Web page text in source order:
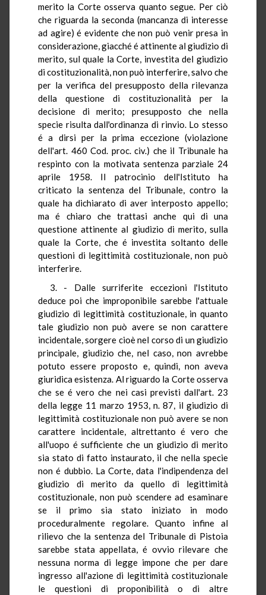
merito la Corte osserva quanto segue. Per ciò
che riguarda la seconda (mancanza di interesse
ad agire) é evidente che non può venir presa in
considerazione, giacché é attinente al giudizio di
merito, sul quale la Corte, investita del giudizio
di costituzionalità, non può interferire, salvo che
per la verifica del presupposto della rilevanza
della questione di costituzionalità per la
decisione di merito; presupposto che nella
specie risulta dall'ordinanza di rinvio. Lo stesso
é a dirsi per la prima eccezione (violazione
dell'art. 460 Cod. proc. civ.) che il Tribunale ha
respinto con la motivata sentenza parziale 24
aprile 1958. Il patrocinio dell'Istituto ha
criticato la sentenza del Tribunale, contro la
quale ha dichiarato di aver interposto appello;
ma é chiaro che trattasi anche qui di una
questione attinente al giudizio di merito, sulla
quale la Corte, che é investita soltanto delle
questioni di legittimità costituzionale, non può
interferire.
3. - Dalle surriferite eccezioni l'Istituto
deduce poi che improponibile sarebbe l'attuale
giudizio di legittimità costituzionale, in quanto
tale giudizio non può avere se non carattere
incidentale, sorgere cioè nel corso di un giudizio
principale, giudizio che, nel caso, non avrebbe
potuto essere proposto e, quindi, non aveva
giuridica esistenza. Al riguardo la Corte osserva
che se é vero che nei casi previsti dall'art. 23
della legge 11 marzo 1953, n. 87, il giudizio di
legittimità costituzionale non può avere se non
carattere incidentale, altrettanto é vero che
all'uopo é sufficiente che un giudizio di merito
sia stato di fatto instaurato, il che nella specie
non é dubbio. La Corte, data l'indipendenza del
giudizio di merito da quello di legittimità
costituzionale, non può scendere ad esaminare
se il primo sia stato iniziato in modo
proceduralmente regolare. Quanto infine al
rilievo che la sentenza del Tribunale di Pistoia
sarebbe stata appellata, é ovvio rilevare che
nessuna norma di legge impone che per dare
ingresso all'azione di legittimità costituzionale
le questioni di proponibilità o di altre